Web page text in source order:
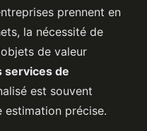
prennent en
la nécessité de
de valeur
services de
est souvent
estimation précise.